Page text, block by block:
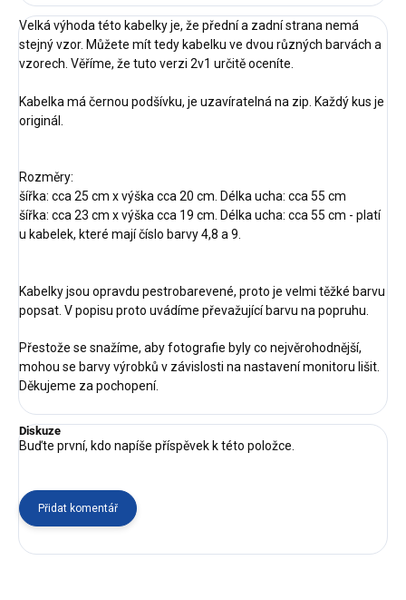
Velká výhoda této kabelky je, že přední a zadní strana nemá
stejný vzor. Můžete mít tedy kabelku ve dvou různých barvách a
vzorech. Věříme, že tuto verzi 2v1 určitě oceníte.
Kabelka má černou podšívku, je uzavíratelná na zip. Každý kus je
originál.
Rozměry:
šířka: cca 25 cm x výška cca 20 cm. Délka ucha: cca 55 cm
šířka: cca 23 cm x výška cca 19 cm. Délka ucha: cca 55 cm - platí
u kabelek, které mají číslo barvy 4,8 a 9.
Kabelky jsou opravdu pestrobarevené, proto je velmi těžké barvu
popsat. V popisu proto uvádíme převažující barvu na popruhu.
Přestože se snažíme, aby fotografie byly co nejvěrohodnější,
mohou se barvy výrobků v závislosti na nastavení monitoru lišit.
Děkujeme za pochopení.
Diskuze
Buďte první, kdo napíše příspěvek k této položce.
Přidat komentář